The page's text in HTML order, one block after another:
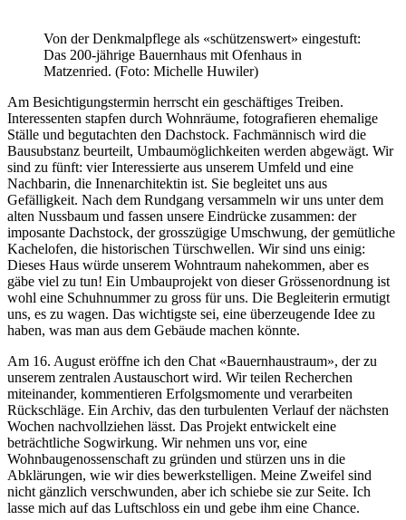
Von der Denkmalpflege als «schützenswert» eingestuft:
Das 200-jährige Bauernhaus mit Ofenhaus in
Matzenried. (Foto: Michelle Huwiler)
Am Besichtigungstermin herrscht ein geschäftiges Treiben.
Interessenten stapfen durch Wohnräume, fotografieren ehemalige
Ställe und begutachten den Dachstock. Fachmännisch wird die
Bausubstanz beurteilt, Umbaumöglichkeiten werden abgewägt. Wir
sind zu fünft: vier Interessierte aus unserem Umfeld und eine
Nachbarin, die Innenarchitektin ist. Sie begleitet uns aus
Gefälligkeit. Nach dem Rundgang versammeln wir uns unter dem
alten Nussbaum und fassen unsere Eindrücke zusammen: der
imposante Dachstock, der grosszügige Umschwung, der gemütliche
Kachelofen, die historischen Türschwellen. Wir sind uns einig:
Dieses Haus würde unserem Wohntraum nahekommen, aber es
gäbe viel zu tun! Ein Umbauprojekt von dieser Grössenordnung ist
wohl eine Schuhnummer zu gross für uns. Die Begleiterin ermutigt
uns, es zu wagen. Das wichtigste sei, eine überzeugende Idee zu
haben, was man aus dem Gebäude machen könnte.
Am 16. August eröffne ich den Chat «Bauernhaustraum», der zu
unserem zentralen Austauschort wird. Wir teilen Recherchen
miteinander, kommentieren Erfolgsmomente und verarbeiten
Rückschläge. Ein Archiv, das den turbulenten Verlauf der nächsten
Wochen nachvollziehen lässt. Das Projekt entwickelt eine
beträchtliche Sogwirkung. Wir nehmen uns vor, eine
Wohnbaugenossenschaft zu gründen und stürzen uns in die
Abklärungen, wie wir dies bewerkstelligen. Meine Zweifel sind
nicht gänzlich verschwunden, aber ich schiebe sie zur Seite. Ich
lasse mich auf das Luftschloss ein und gebe ihm eine Chance.